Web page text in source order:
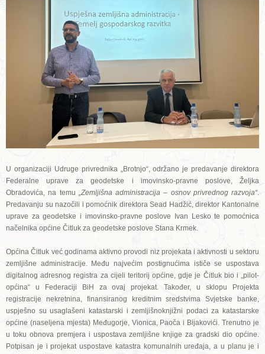
U organizaciji Udruge privrednika „Brotnjo“, održano je predavanje direktora
Federalne uprave za geodetske i imovinsko-pravne poslove, Željka
Obradovića, na temu „Zemljišna administracija – osnov privrednog razvoja“.
Predavanju su nazočili i pomoćnik direktora Sead Hadžić, direktor Kantonalne
uprave za geodetske i imovinsko-pravne poslove Ivan Lesko te pomoćnica
načelnika općine Čitluk za geodetske poslove Stana Krmek.
Općina Čitluk već godinama aktivno provodi niz projekata i aktivnosti u sektoru
zemljišne administracije. Među najvećim postignućima ističe se uspostava
digitalnog adresnog registra za cijeli teritorij općine, gdje je Čitluk bio i „pilot-
općina“ u Federaciji BiH za ovaj projekat. Također, u sklopu Projekta
registracije nekretnina, finansiranog kreditnim sredstvima Svjetske banke,
uspješno su usaglašeni katastarski i zemljišnoknjižni podaci za katastarske
općine (naseljena mjesta) Međugorje, Vionica, Paoča i Bijakovići. Trenutno je
u toku obnova premjera i uspostava zemljišne knjige za gradski dio općine.
Potpisan je i projekat uspostave katastra komunalnih uređaja, a u planu je i